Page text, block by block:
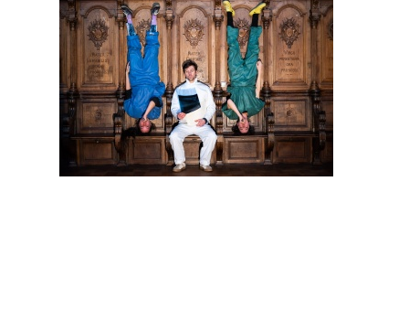
Mordicus (titre provisoire)
MORDICUS (titre provisoire)
En souvenir
Risque ZérO
BOI
Capilotractées